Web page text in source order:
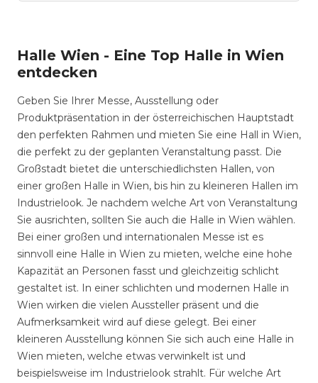
Halle Wien - Eine Top Halle in Wien
entdecken
Geben Sie Ihrer Messe, Ausstellung oder
Produktpräsentation in der österreichischen Hauptstadt
den perfekten Rahmen und mieten Sie eine Hall in Wien,
die perfekt zu der geplanten Veranstaltung passt. Die
Großstadt bietet die unterschiedlichsten Hallen, von
einer großen Halle in Wien, bis hin zu kleineren Hallen im
Industrielook. Je nachdem welche Art von Veranstaltung
Sie ausrichten, sollten Sie auch die Halle in Wien wählen.
Bei einer großen und internationalen Messe ist es
sinnvoll eine Halle in Wien zu mieten, welche eine hohe
Kapazität an Personen fasst und gleichzeitig schlicht
gestaltet ist. In einer schlichten und modernen Halle in
Wien wirken die vielen Aussteller präsent und die
Aufmerksamkeit wird auf diese gelegt. Bei einer
kleineren Ausstellung können Sie sich auch eine Halle in
Wien mieten, welche etwas verwinkelt ist und
beispielsweise im Industrielook strahlt. Für welche Art